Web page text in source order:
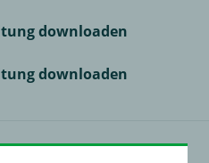
downloaden
downloaden